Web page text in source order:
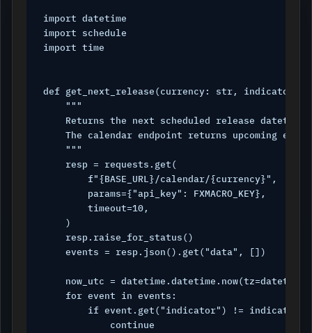
import datetime
import schedule
import time
def get_next_release(currency: str, indicator:
    """
Returns the next scheduled release datetime
The calendar endpoint returns upcoming
    """
    resp = requests.get(
        f"{BASE_URL}/calendar/{currency}",
        params={"api_key": FXMACRO_KEY},
        timeout=10,
    )
    resp.raise_for_status()
    events = resp.json().get("data", [])
now_utc =
    for event in events:
        if event.get("indicator") != indicator:
            continue